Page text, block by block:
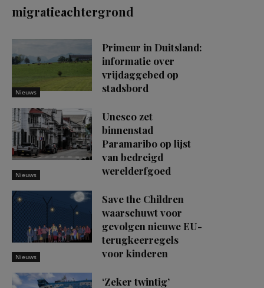
migratieachtergrond
Nieuws
Primeur in Duitsland:
informatie over
vrijdaggebed op
stadsbord
Nieuws
Unesco zet
binnenstad
Paramaribo op lijst
van bedreigd
werelderfgoed
Nieuws
Save the Children
waarschuwt voor
gevolgen nieuwe EU-
terugkeerregels
voor kinderen
‘Zeker twintig’